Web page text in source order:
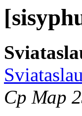
Ср Мар